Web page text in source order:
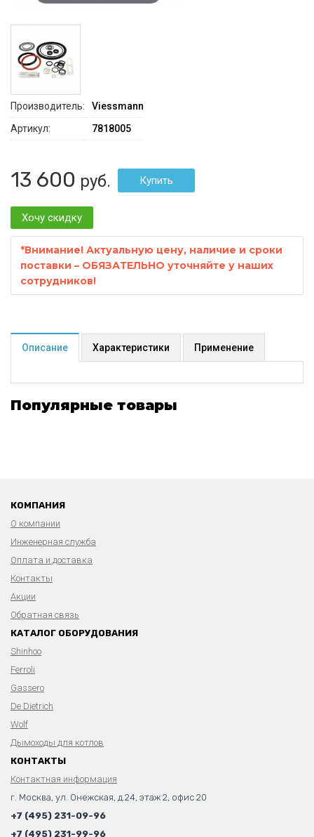
Производитель:
Viessmann
Артикул:
7818005
13 600 руб.
Хочу скидку
*Внимание! Актуальную цену, наличие и сроки
поставки – ОБЯЗАТЕЛЬНО уточняйте у наших
сотрудников!
Описание Характеристики Применение
Популярные товары
КОМПАНИЯ
О компании
Инженерная служба
Оплата и доставка
Контакты
Акции
Обратная связь
КАТАЛОГ ОБОРУДОВАНИЯ
Shinhoo
Ferroli
Gassero
De Dietrich
Wolf
Дымоходы для котлов
КОНТАКТЫ
Контактная информация
г. Москва, ул. Онежская, д.24, этаж 2, офис 20
+7 (495) 231-09-96
+7 (495) 231-99-96